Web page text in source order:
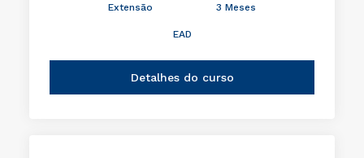
Extensão
3 Meses
EAD
Detalhes do curso